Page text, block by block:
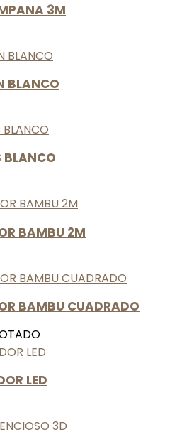
3M
BLANCO
BLANCO
BAMBU 2M
BAMBU CUADRADO
LED